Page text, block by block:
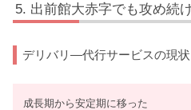
出前館大赤字でも攻め続
デリバリ―代行サービスの現状
成長期から安定期に移った